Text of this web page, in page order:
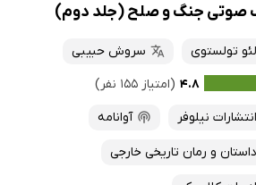
صوتی جنگ و صلح (جلد دوم)
لئو تولستوی
سروش حبیبی
۴.۸ (امتیاز ۱۵۵ نفر)
انتشارات نیلوفر
آوانامه
داستان و رمان تاریخی خارجی